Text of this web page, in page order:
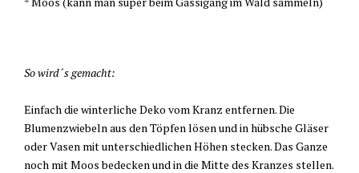
So wird´s gemacht:
Einfach die winterliche Deko vom Kranz entfernen. Die
Blumenzwiebeln aus den Töpfen lösen und in hübsche Gläser
oder Vasen mit unterschiedlichen Höhen stecken. Das Ganze
noch mit Moos bedecken und in die Mitte des Kranzes stellen.